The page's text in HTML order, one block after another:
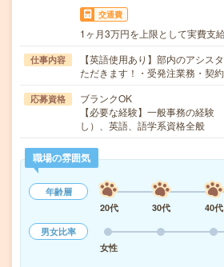
交通費
1ヶ月3万円を上限として実費支
仕事内容
【英語使用あり】部内のアシス
ただきます！・受発注業務・契
応募資格
ブランクOK
【必要な経験】一般事務の経
し）、英語、語学系資格全般
職場の雰囲気
年齢層
20代
30代 40代
男女比率
女性